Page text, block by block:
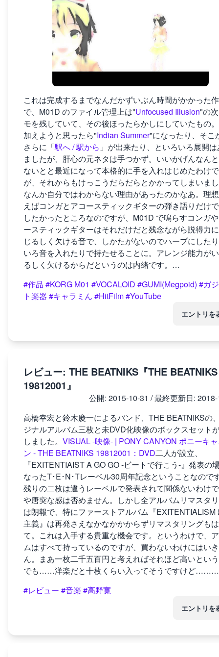
これは完成するまでなんだかずいぶん時間がかかった
で、M01D のファイル管理上は"Unfocused Illusion"の
モを残していて、その後ほったらかしにしていたもの
加えようと思ったら"Indian Summer"になったり、そこ
さらに「駅へ / 駅から 」が出来たり、といろいろ展開
ましたが、肝心の元ネタは手つかず。いいかげんなん
ないとと最近になって本格的に手を入れはじめたわけ
が、それからもけっこうだらだらとかかってしまいま
なんか自分ではわからない理由があったのかなあ。理
えばコンガとアコースティックギターの弾き語りだけ
したかったところなのですが、M01D で鳴らすコンガ
ースティックギターはそれだけだと残念ながら説得力
じるしく欠ける音で、しかたがないのでハープにした
いろ音を入れたりで持たせることに。アレンジ能力が
るしく欠けるからだというのは内緒です。…
#作品 #KORG M01 #VOCALOID #GUMI(Megpoid) #ガ
ト楽器 #キャラミん #HitFilm#YouTube
エントリを
レビュー: THE BEATNIKS『THE BEATNIKS
19812001』
公開: 2015-10-31 / 最終更新日:
高橋幸宏と鈴木慶一によるバンド、THE BEATNIKSの
ジナルアルバム三枚と未DVD化映像のボックスセット
しました。 VISUAL -映像- | PONY CANYON ポニーキ
ン - THE BEATNIKS 19812001：DVD二人が設立、
『EXITENTIAIST A GO GO -ビートで行こう-』発表の
なったT･E･N･Tレーベル30周年記念ということなので
残りの二枚は違うレーベルで発表されて関係ないわけ
や唐突な感は否めません。しかし全アルバムリマスタ
は朗報で、特にファーストアルバム『EXITENTIALISM
主義』は再発さえなかなかかからずリマスタリングも
て。これは入手する貴重な機会です。というわけで、
ムはすべて持っているのですが、買わないわけにはい
ん。まあ一枚二千五百円と考えればそれほど高いとい
でも……洋楽だと十枚くらい入ってそうですけど………
#レビュー #音楽 #高野寛
エントリを